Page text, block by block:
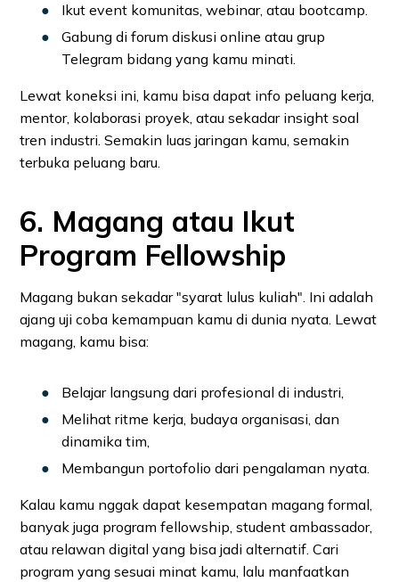
Ikut event komunitas, webinar, atau bootcamp.
Gabung di forum diskusi online atau grup
Telegram bidang yang kamu minati.
Lewat koneksi ini, kamu bisa dapat info peluang kerja,
mentor, kolaborasi proyek, atau sekadar insight soal
tren industri. Semakin luas jaringan kamu, semakin
terbuka peluang baru.
6. Magang atau Ikut
Program Fellowship
Magang bukan sekadar "syarat lulus kuliah". Ini adalah
ajang uji coba kemampuan kamu di dunia nyata. Lewat
magang, kamu bisa:
Belajar langsung dari profesional di industri,
Melihat ritme kerja, budaya organisasi, dan
dinamika tim,
Membangun portofolio dari pengalaman nyata.
Kalau kamu nggak dapat kesempatan magang formal,
banyak juga program fellowship, student ambassador,
atau relawan digital yang bisa jadi alternatif. Cari
program yang sesuai minat kamu, lalu manfaatkan